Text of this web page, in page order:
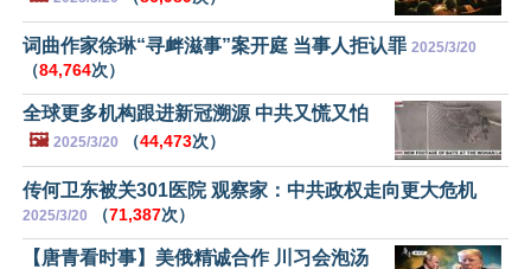
词曲作家徐琳“寻衅滋事”案开庭 当事人拒认罪 2025/3/20
（84,764次）
全球更多机构跟进新冠溯源 中共又慌又怕
🖼️ 2025/3/20 （44,473次）
传何卫东被关301医院 观察家：中共政权走向更大危机
2025/3/20 （71,387次）
【唐青看时事】美俄精诚合作 川习会泡汤